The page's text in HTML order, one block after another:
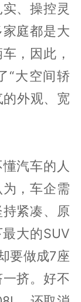
、操控灵
庭都是大
，因此，
“大空间轿
的外观、宽
汽车的人
，车企需
紧凑、原
大的SUV
要做成7座
挤。好不